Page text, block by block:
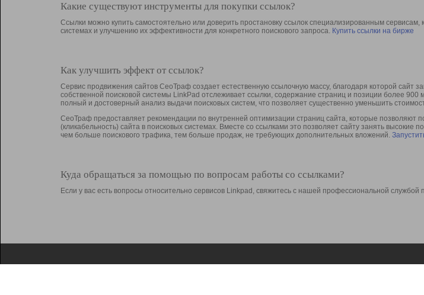
Какие существуют инструменты для покупки ссылок?
Ссылки можно купить самостоятельно или доверить простановку ссылок специализированным
системах и улучшению их эффективности для конкретного поискового запроса. Купить ссылки на бирже
Как улучшить эффект от ссылок?
Сервис продвижения сайтов СеоТраф создает естественную ссылочную массу, благодаря которой
собственной поисковой системы LinkPad отслеживает ссылки, содержание страниц и позиции более
полный и достоверный анализ выдачи поисковых систем, что позволяет существенно уменьшить
СеоТраф предоставляет рекомендации по внутренней оптимизации страниц сайта, которые позволяют
(кликабельность) сайта в поисковых системах. Вместе со ссылками это позволяет сайту занять высокие
чем больше поискового трафика, тем больше продаж, не требующих дополнительных вложений.
Куда обращаться за помощью по вопросам работы со ссылками?
Если у вас есть вопросы относительно сервисов Linkpad, свяжитесь с нашей профессиональной